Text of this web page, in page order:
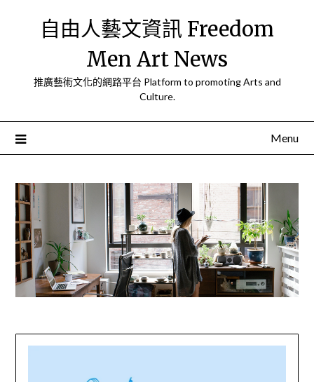
自由人藝文資訊 Freedom
Men Art News
推廣藝術文化的網路平台 Platform to promoting Arts and
Culture.
Menu